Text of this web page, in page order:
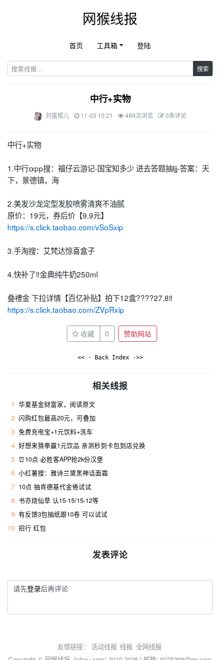
网猴线报
首页 工具箱 登陆
搜索
中行+实物
刘富棍儿 11-03 10:21 489次浏览 0条评论
中行+实物
1.中行αpp搜：福仔云游记-国宝知多少 进去答题抽ljj-答案：天
下，景德镇，海
2.美发沙龙定型发胶喷雾清爽不油腻
原价：19元，券后价【9.9元】
https://s.click.taobao.com/vSoSxip
3.手淘搜：艾梵达惊喜盒子
4.快补了‼️金典纯牛奶250ml
叠禮金 下拉详情【百亿补贴】拍下12盒????27.8‼️
https://s.click.taobao.com/ZVpRxip
收藏 0 赞助网站
<< · Back Index ·>>
相关线报
1 华夏基金财富家，阅读原文
2 闪购红包最高20元，可叠加
3 免费充电宝+1元饮料+洗车
4 好想来猜拳赢1元饮品 亲测秒到卡包到店兑换
5 ⏰10点 必胜客APP抢2k份汉堡
6 小红薯搜：雅诗兰黛黑神话面霜 ​
7 10点 抽肯德基代金倦试试
8 书亦烧仙草 认15-15/15-12等
9 有反馈3包抽纸跟10卷 可以试试
10 招行 红包
发表评论
请先登录后再评论
友情链接： 活动线报 线报 全网线报